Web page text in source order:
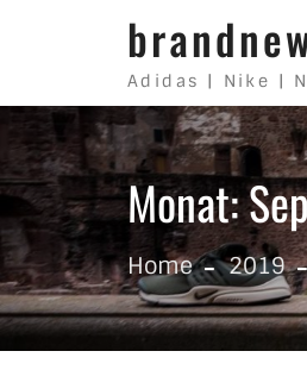
Adidas | Nike |
Monat:
Home 2019